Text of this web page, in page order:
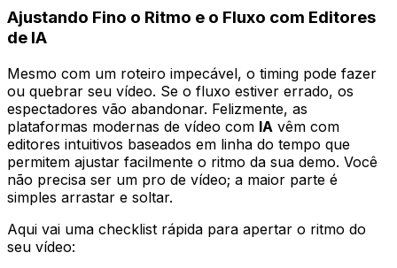
Ajustando Fino o Ritmo e o Fluxo com Editores
de IA
Mesmo com um roteiro impecável, o timing pode fazer
ou quebrar seu vídeo. Se o fluxo estiver errado, os
espectadores vão abandonar. Felizmente, as
plataformas modernas de vídeo com IA vêm com
editores intuitivos baseados em linha do tempo que
permitem ajustar facilmente o ritmo da sua demo. Você
não precisa ser um pro de vídeo; a maior parte é
simples arrastar e soltar.
Aqui vai uma checklist rápida para apertar o ritmo do
seu vídeo: